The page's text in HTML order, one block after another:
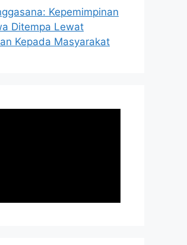
Kepemimpinan
Ditempa Lewat
Kepada Masyarakat